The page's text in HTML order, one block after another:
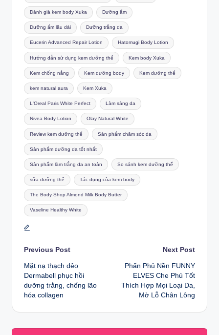
Đánh giá kem body Xuka Dưỡng ẩm
Dưỡng ẩm lâu dài Dưỡng trắng da
Eucerin Advanced Repair Lotion Hatomugi Body Lotion
Hướng dẫn sử dụng kem dưỡng thể Kem body Xuka
Kem chống nắng Kem dưỡng body Kem dưỡng thể
kem natural aura Kem Xuka
L'Oreal Paris White Perfect Làm sáng da
Nivea Body Lotion Olay Natural White
Review kem dưỡng thể Sản phẩm chăm sóc da
Sản phẩm dưỡng da tốt nhất
Sản phẩm làm trắng da an toàn So sánh kem dưỡng thể
sữa dưỡng thể Tác dụng của kem body
The Body Shop Almond Milk Body Butter
Vaseline Healthy White
Post
navigation
Previous Post
Mặt nạ thạch dẻo
Dermabell phục hồi
dưỡng trắng, chống lão
hóa collagen
Next Post
Phấn Phủ Nền FUNNY
ELVES Che Phủ Tốt
Thích Hợp Mọi Loại Da,
Mờ Lỗ Chân Lông